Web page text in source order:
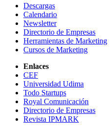
Descargas
Calendario
Newsletter
Directorio de Empresas
Herramientas de Marketing
Cursos de Marketing
Enlaces
CEF
Universidad Udima
Todo Startups
Royal Comunicación
Directorio de Empresas
Revista IPMARK